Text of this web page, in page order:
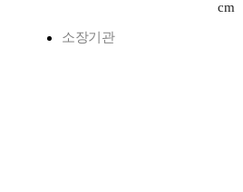
cm
소장기관